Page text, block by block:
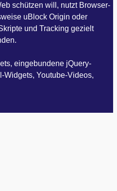
schützen will, nutzt Browser-
uBlock Origin oder
und Tracking gezielt
eingebundene jQuery-
Widgets, Youtube-Videos,